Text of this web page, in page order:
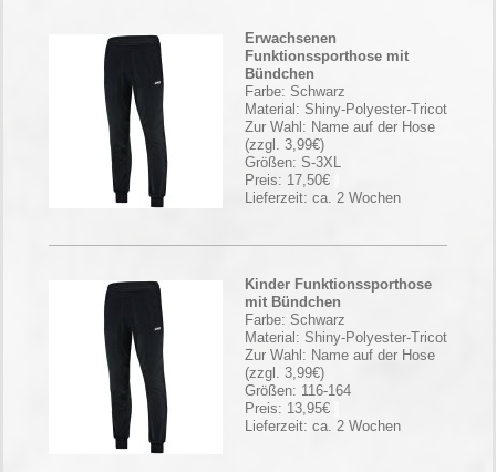
Erwachsenen
Funktionssporthose mit
Bündchen
Farbe: Schwarz
Material: Shiny-Polyester-Tricot
Zur Wahl: Name auf der Hose
(zzgl. 3,99€)
Größen: S-3XL
Preis: 17,50€
Lieferzeit: ca. 2 Wochen
Kinder Funktionssporthose
mit Bündchen
Farbe: Schwarz
Material: Shiny-Polyester-Tricot
Zur Wahl: Name auf der Hose
(zzgl. 3,99€)
Größen: 116-164
Preis: 13,95€
Lieferzeit: ca. 2 Wochen